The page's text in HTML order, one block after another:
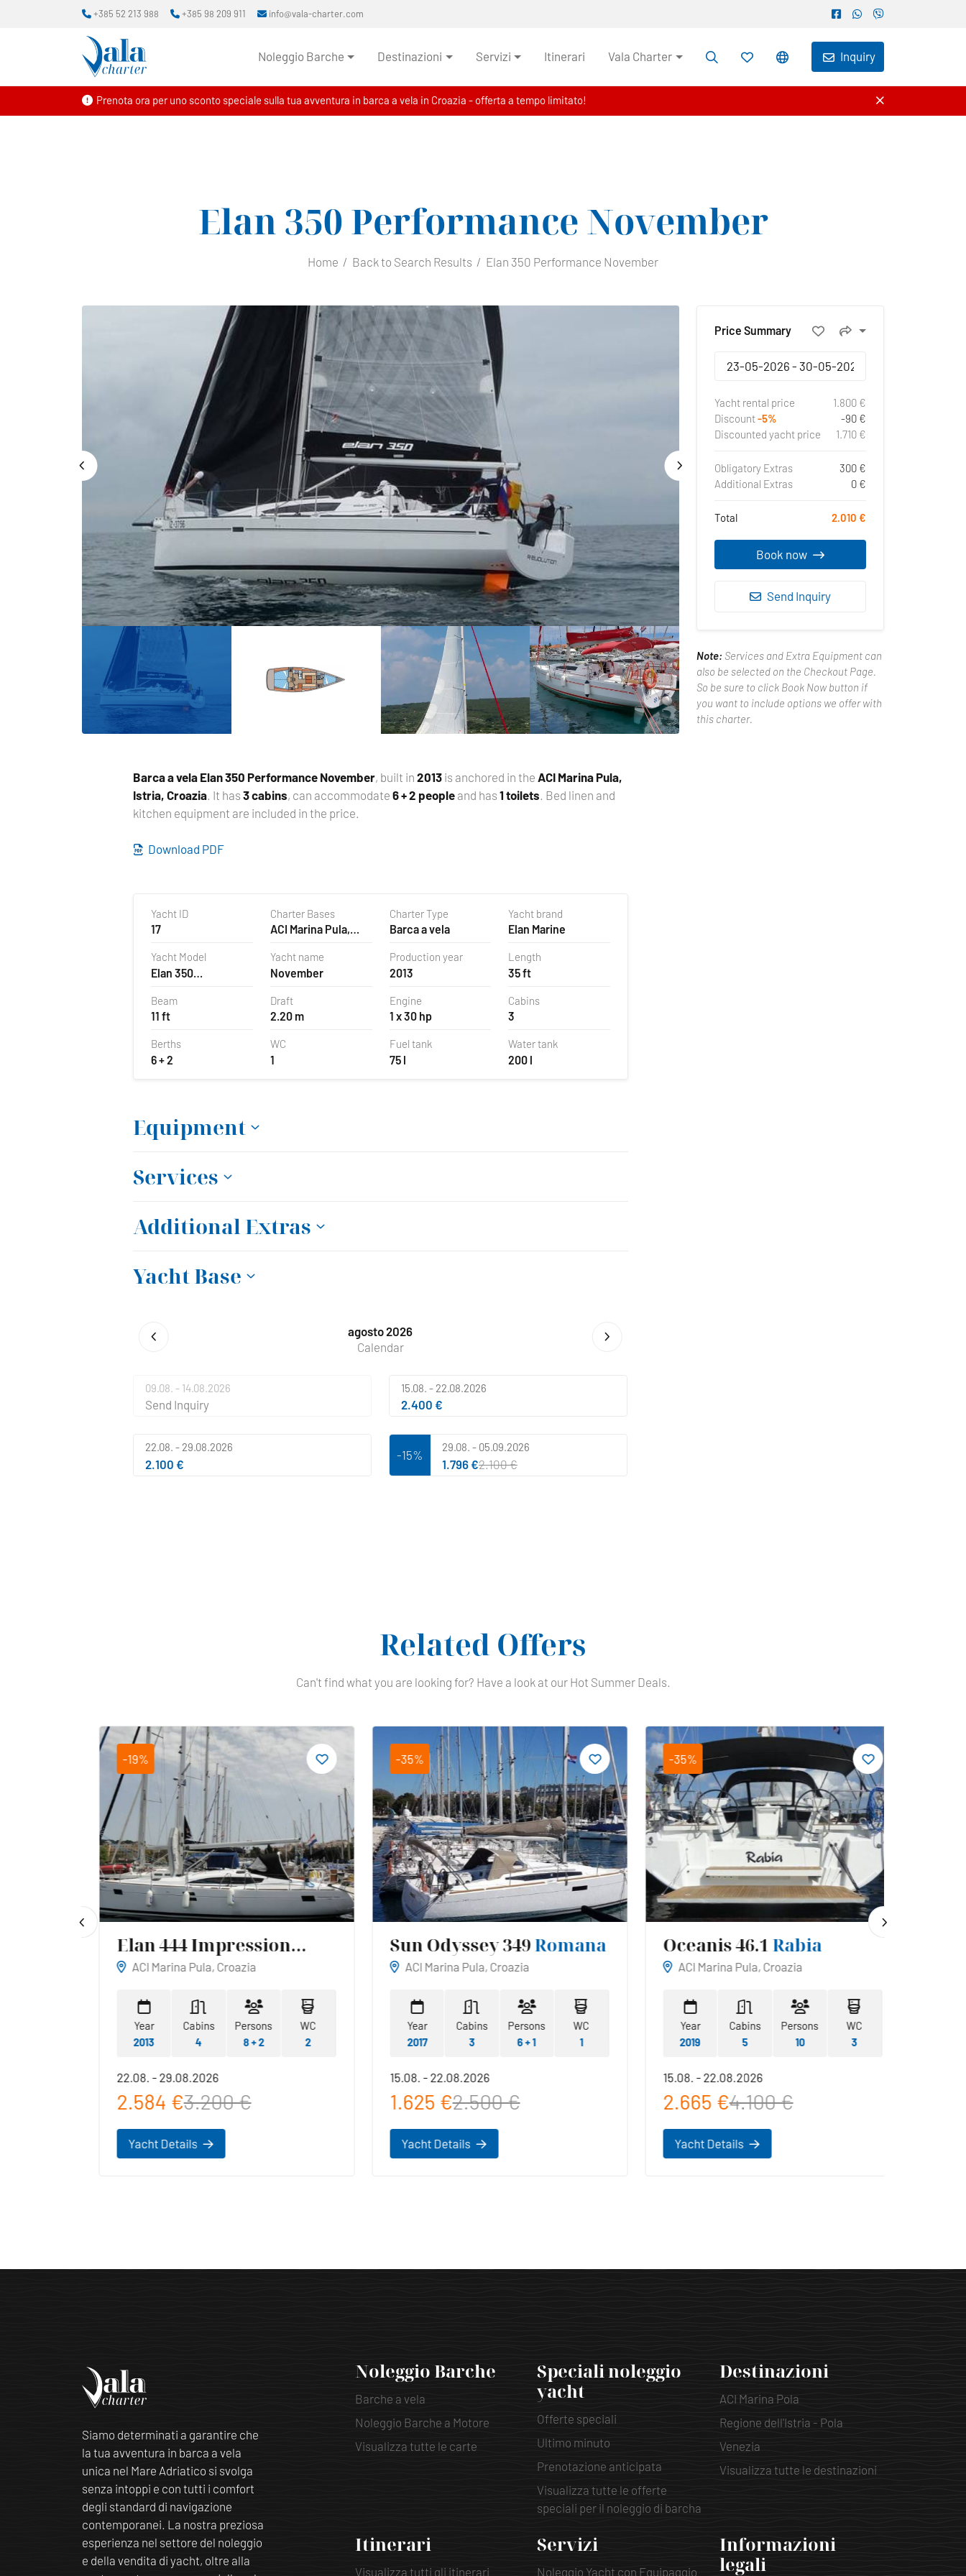
Prenota ora per uno sconto speciale sulla tua avventura in barca a vela in Croazia - offerta a tempo limitato!
+385 52 213 988 +385 98 209 911 info@vala-charter.com
Noleggio Barche Destinazioni Servizi Itinerari Vala Charter Inquiry
Elan 350 Performance November
Home Back to Search Results Elan 350 Performance November
Barca a vela Elan 350 Performance November, built in2013 is anchored in the ACI Marina Pula,
Istria, Croazia . It has3 cabins, can accommodate6 + 2 people and has1 toilets . Bed linen and
kitchen equipment are included in the price.
Download PDF
Yacht ID
17
Charter Bases
ACI Marina Pula,
Charter Type
Barca a vela
Yacht brand
Elan Marine
Yacht Model
Elan 350
Yacht name
November
Production year
2013
Length
35 ft
Beam
11 ft
Draft
2.20 m
Engine
1 x 30 hp
Cabins
3
Berths
6 + 2
WC
1
Fuel tank
75 l
Water tank
200 l
Equipment
Services
Additional Extras
Yacht Base
agosto 2026
Calendar
09.08. - 14.08.2026
Send Inquiry
15.08. - 22.08.2026
2.400 €
22.08. - 29.08.2026
2.100 €
-15%
29.08. - 05.09.2026
1.796 €2.100 €
Price Summary
Yacht rental price
1.800 €
Discount-5%
-90 €
Discounted yacht price
1.710 €
Obligatory Extras
300 €
Additional Extras
0 €
Total 2.010 €
Book now
Send Inquiry
Note: Services and Extra Equipment can
also be selected on the Checkout Page.
So be sure to click Book Now button if
you want to include options we offer with
this charter.
Related Offers
Can't find what you are looking for? Have a look at our Hot Summer Deals.
-19%
Elan 444 Impression
Reina
ACI Marina Pula, Croazia
Year
2013
Cabins
Persons
8 + 2
WC
22.08. - 29.08.2026
2.584 €3.200 €
Yacht Details
-35%
Sun Odyssey 349Romana
ACI Marina Pula, Croazia
Year
2017
Cabins
Persons
6 + 1
WC
15.08. - 22.08.2026
1.625 €2.500 €
Yacht Details
-35%
Oceanis 46.1Rabia
ACI Marina Pula, Croazia
Year
2019
Cabins
Persons
WC
15.08. - 22.08.2026
2.665 €4.100 €
Yacht Details
Siamo determinati a garantire che
la tua avventura in barca a vela
unica nel Mare Adriatico si svolga
senza intoppi e con tutti i comfort
degli standard di navigazione
contemporanei. La nostra preziosa
esperienza nel settore del noleggio
e della vendita di yacht, oltre alla
Noleggio Barche
Barche a vela
Noleggio Barche a Motore
Visualizza tutte le carte
Speciali noleggio
yacht
Offerte speciali
Ultimo minuto
Prenotazione anticipata
Visualizza tutte le offerte
speciali per il noleggio di barcha
Destinazioni
ACI Marina Pola
Regione dell'Istria - Pola
Venezia
Visualizza tutte le destinazioni
Itinerari
Visualizza tutti gli itinerari
Servizi
Noleggio Yacht con Equipaggio
Informazioni
legali